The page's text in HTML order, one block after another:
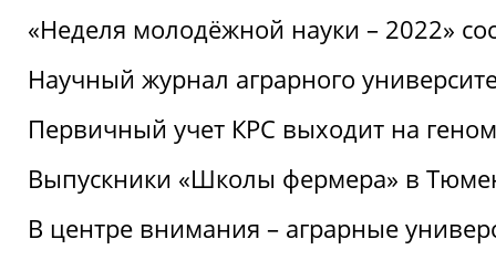
«Неделя молодёжной науки – 2022»
Научный журнал аграрного
Первичный учет КРС выходит на
Выпускники «Школы фермера» в
В центре внимания – аграрные